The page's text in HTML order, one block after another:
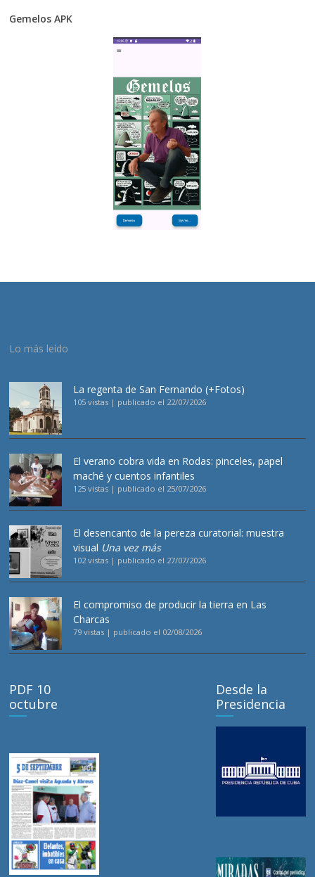
Gemelos APK
Lo más leído
La regenta de San Fernando (+Fotos)
105 vistas | publicado el 22/07/2026
El verano cobra vida en Rodas: pinceles, papel
maché y cuentos infantiles
125 vistas | publicado el 25/07/2026
El desencanto de la pereza curatorial: muestra
visual Una vez más
102 vistas | publicado el 27/07/2026
El compromiso de producir la tierra en Las
Charcas
79 vistas | publicado el 02/08/2026
PDF 10
octubre
Desde la
Presidencia